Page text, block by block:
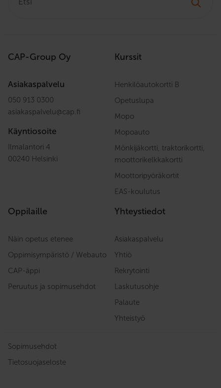
CAP-Group Oy
Asiakaspalvelu
050 913 0300
asiakaspalvelu@cap.fi
Käyntiosoite
Ilmalantori 4
00240 Helsinki
Kurssit
Henkilöautokortti B
Opetuslupa
Mopo
Mopoauto
Mönkijäkortti, traktorikortti,
moottorikelkkakortti
Moottoripyöräkortit
EAS-koulutus
Oppilaille
Näin opetus etenee
Oppimisympäristö / Webauto
CAP-äppi
Peruutus ja sopimusehdot
Yhteystiedot
Asiakaspalvelu
Yhtiö
Rekrytointi
Laskutusohje
Palaute
Yhteistyö
Sopimusehdot
Tietosuojaseloste